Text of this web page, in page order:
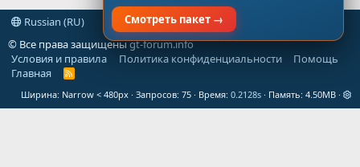
Russian (RU)
© Все права защищеныgt-forum.info
Условия и правила
Политика конфиденциальности
Помощь
Главная
R
S
Ширина Запросов 75 Время 0.2128s Память 4.50MB
Смотреть пакет →